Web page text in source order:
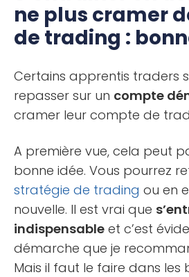
ne plus cramer
de trading :
Certains apprentis traders
repasser sur un compte
cramer leur compte de
A première vue, cela peut
bonne idée. Vous pourrez
stratégie de trading ou en
nouvelle. Il est vrai que
indispensable et c’est
démarche que je
Mais il faut le faire dans les